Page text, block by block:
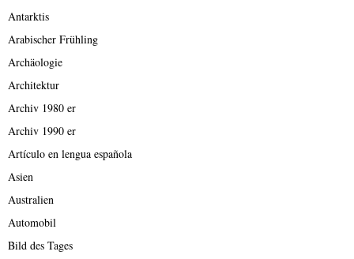
Antarktis
Arabischer Frühling
Archäologie
Architektur
Archiv 1980 er
Archiv 1990 er
Artículo en lengua española
Asien
Australien
Automobil
Bild des Tages